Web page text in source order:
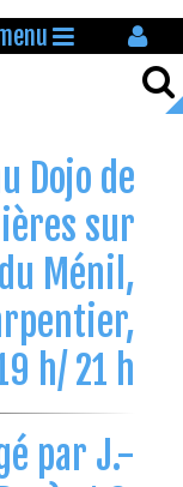
Dojo de
sur
Ménil,
h/ 21 h
par J.-